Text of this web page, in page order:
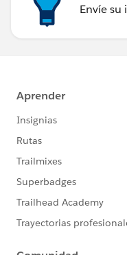
Envíe su